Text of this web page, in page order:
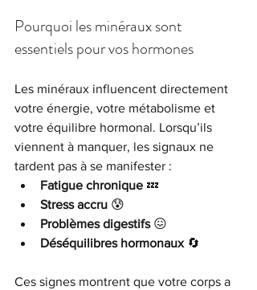
Pourquoi les minéraux sont
essentiels pour vos hormones
Les minéraux influencent directement
votre énergie, votre métabolisme et
votre équilibre hormonal. Lorsqu’ils
viennent à manquer, les signaux ne
tardent pas à se manifester :
Fatigue chronique 💤
Stress accru 😰
Problèmes digestifs 😖
Déséquilibres hormonaux 🔄
Ces signes montrent que votre corps a